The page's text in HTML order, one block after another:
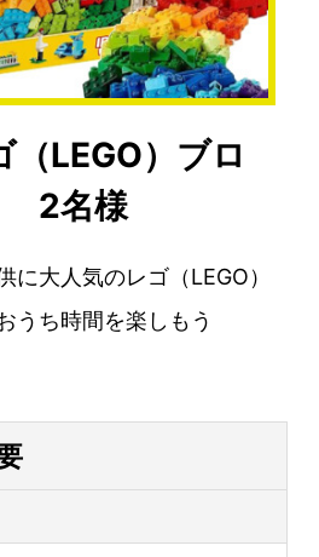
（LEGO）ブロ
2名様
に大人気のレゴ（LEGO）
うち時間を楽しもう